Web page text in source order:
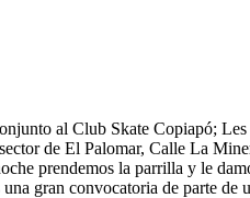
al Club Skate Copiapó;
de El Palomar, Calle La
prendemos la parrilla y le
gran convocatoria de parte